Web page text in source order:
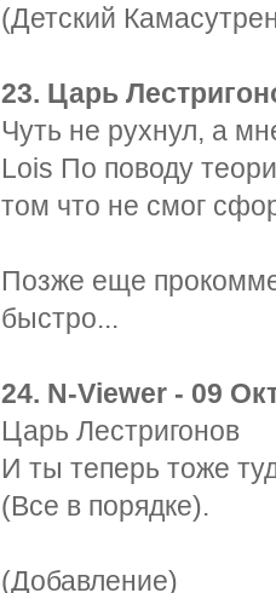
(Детский
23. Царь
Чуть не рухнул, а
Lois По поводу
том что не смог
Позже еще
быстро...
24. N-Viewer - 09
Царь Лестригонов
И ты теперь тоже
(Все в порядке).
(Добавление)